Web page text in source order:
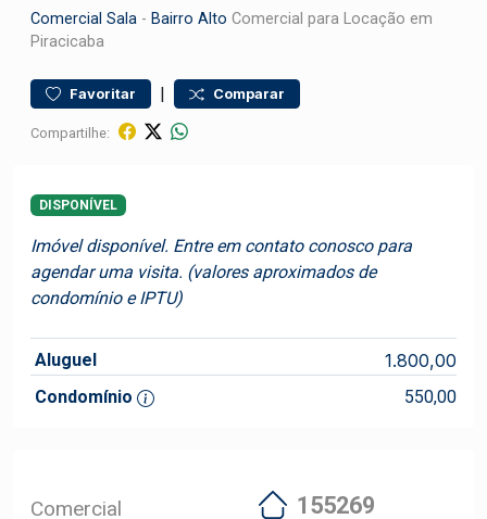
Comercial Sala - Bairro Alto Comercial para Locação em
Piracicaba
Favoritar | Comparar
Compartilhe:
DISPONÍVEL
Imóvel disponível. Entre em contato conosco para
agendar uma visita. (valores aproximados de
condomínio e IPTU)
Aluguel 1.800,00
Condomínio 550,00
Comercial 155269